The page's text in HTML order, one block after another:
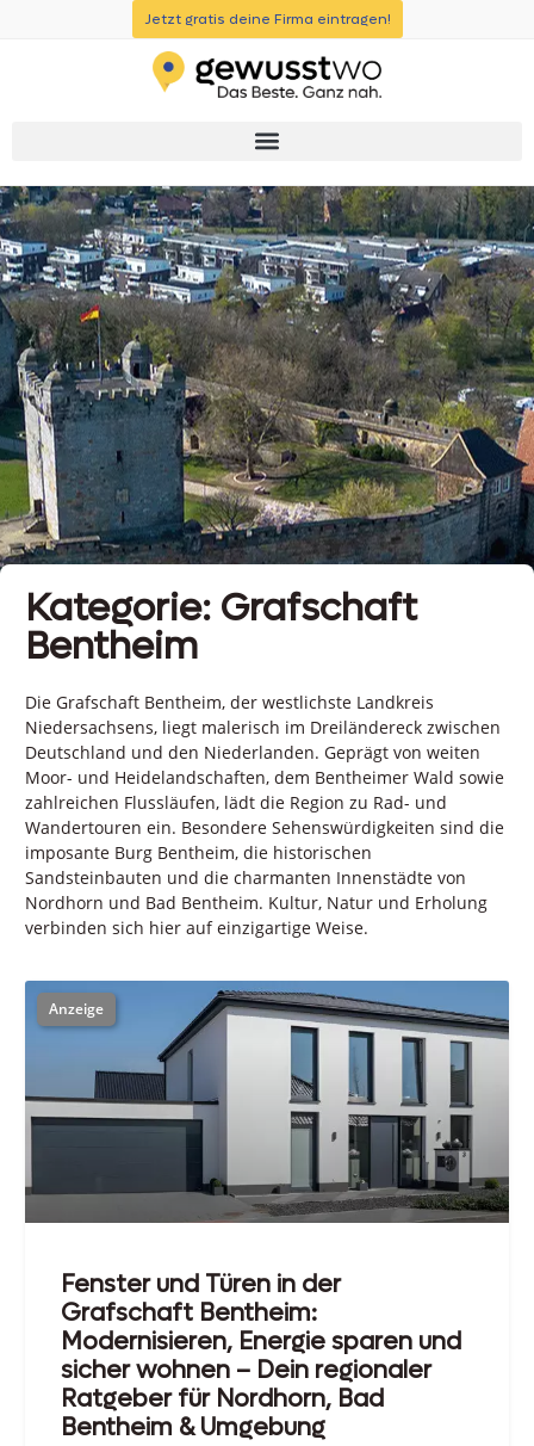
Jetzt gratis deine Firma eintragen!
Kategorie: Grafschaft
Bentheim
Die Grafschaft Bentheim, der westlichste Landkreis
Niedersachsens, liegt malerisch im Dreiländereck zwischen
Deutschland und den Niederlanden. Geprägt von weiten
Moor- und Heidelandschaften, dem Bentheimer Wald sowie
zahlreichen Flussläufen, lädt die Region zu Rad- und
Wandertouren ein. Besondere Sehenswürdigkeiten sind die
imposante Burg Bentheim, die historischen
Sandsteinbauten und die charmanten Innenstädte von
Nordhorn und Bad Bentheim. Kultur, Natur und Erholung
verbinden sich hier auf einzigartige Weise.
Fenster und Türen in der
Grafschaft Bentheim:
Modernisieren, Energie sparen und
sicher wohnen – Dein regionaler
Ratgeber für Nordhorn, Bad
Bentheim & Umgebung